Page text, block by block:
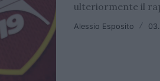
ulteriormente il
Alessio Esposito /